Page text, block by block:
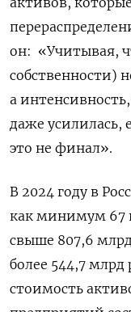
он: «Учитывая,
собственности)
а
даже усилилась,
это не финал».
В 2024 году в
как минимум 67
свыше 807,6
более 544,7 млрд
стоимость